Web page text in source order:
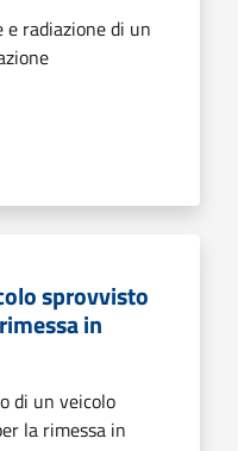
e radiazione di un
sprovvisto
in
di un veicolo
la rimessa in